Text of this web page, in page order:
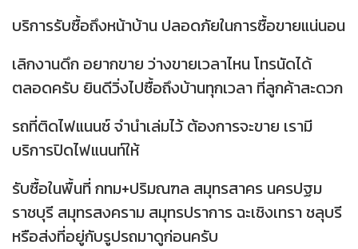
บริการรับซื้อถึงหน้าบ้าน ปลอดภัยในการซื้อขายแน่นอน
เลิกงานดึก อยากขาย ว่างขายเวลาไหน โทรนัดได้
ตลอดครับ ยินดีวิ่งไปซื้อถึงบ้านทุกเวลา ที่ลูกค้าสะดวก
รถที่ติดไฟแนนซ์ จำนำเล่มไว้ ต้องการจะขาย เรามี
บริการปิดไฟแนนท์ให้
รับซื้อในพื้นที่ กทม+ปริมณฑล สมุทรสาคร นครปฐม
ราชบุรี สมุทรสงคราม สมุทรปราการ ฉะเชิงเทรา ชลุบรี
หรือส่งที่อยู่กับรูปรถมาดูก่อนครับ